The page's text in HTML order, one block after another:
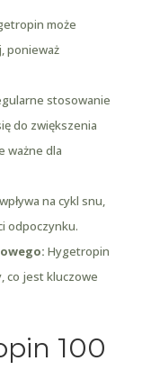
może
ponieważ
stosowanie
do zwiększenia
ważne dla
na cykl snu,
odpoczynku.
Hygetropin
co jest kluczowe
100